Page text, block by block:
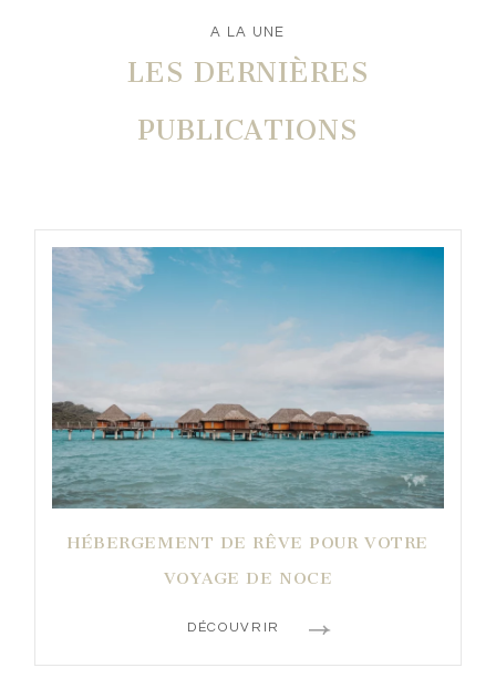
A LA UNE
LES DERNIÈRES
PUBLICATIONS
HÉBERGEMENT DE RÊVE POUR VOTRE
VOYAGE DE NOCE
DÉCOUVRIR